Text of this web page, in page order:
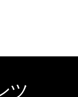
ツ